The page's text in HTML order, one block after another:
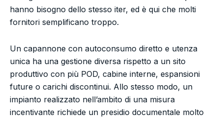
hanno bisogno dello stesso iter, ed è qui che molti
fornitori semplificano troppo.
Un capannone con autoconsumo diretto e utenza
unica ha una gestione diversa rispetto a un sito
produttivo con più POD, cabine interne, espansioni
future o carichi discontinui. Allo stesso modo, un
impianto realizzato nell’ambito di una misura
incentivante richiede un presidio documentale molto